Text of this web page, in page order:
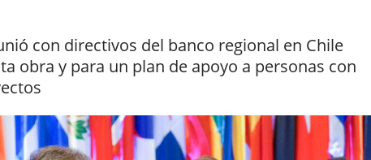
con directivos del banco regional en Chile
obra y para un plan de apoyo a personas con